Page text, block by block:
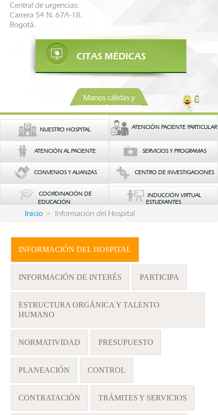
Central de urgencias:
Carrera 54 N. 67A-18.
Bogotá.
Manos cálidas y
confiables
NUESTRO HOSPITAL ATENCIÓN PACIENTE PARTICULAR
ATENCIÓN AL PACIENTE SERVICIOS Y PROGRAMAS
CONVENIOS Y ALIANZAS CENTRO DE INVESTIGACIONES
COORDINACIÓN DE
EDUCACIÓN
INDUCCIÓN VIRTUAL
ESTUDIANTES
Inicio Información del Hospital
INFORMACIÓN DEL HOSPITAL
INFORMACIÓN DE INTERÉS PARTICIPA
ESTRUCTURA ORGÁNICA Y TALENTO
HUMANO
NORMATIVIDAD PRESUPUESTO
PLANEACIÓN CONTROL
CONTRATACIÓN TRÁMITES Y SERVICIOS